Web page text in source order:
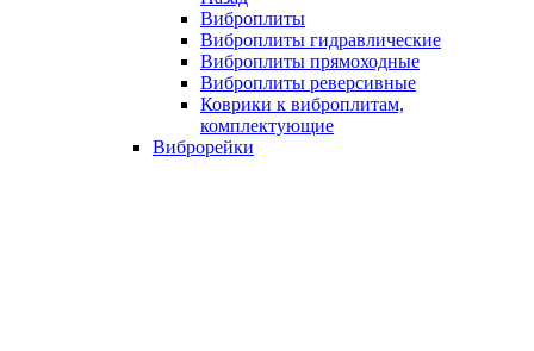
Виброплиты
Виброплиты гидравлические
Виброплиты прямоходные
Виброплиты реверсивные
Коврики к виброплитам,
комплектующие
Виброрейки